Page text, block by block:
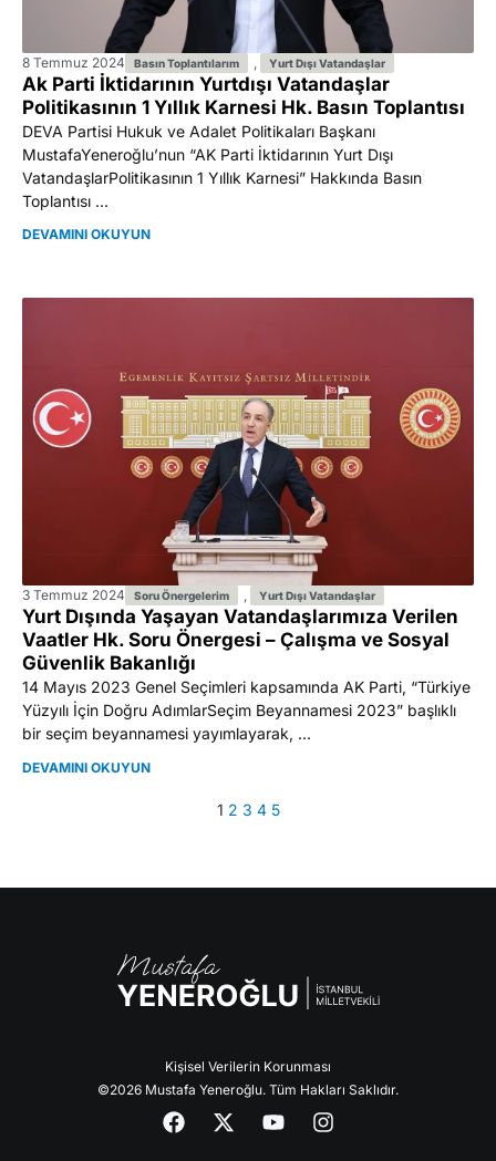
8 Temmuz 2024 Basın Toplantılarım Yurt Dışı Vatandaşlar
Ak Parti İktidarının Yurtdışı Vatandaşlar
Politikasının 1 Yıllık Karnesi Hk. Basın Toplantısı
DEVA Partisi Hukuk ve Adalet Politikaları Başkanı
MustafaYeneroğlu’nun “AK Parti İktidarının Yurt Dışı
VatandaşlarPolitikasının 1 Yıllık Karnesi” Hakkında Basın
Toplantısı ...
DEVAMINI OKUYUN
3 Temmuz 2024 Soru Önergelerim , Yurt Dışı Vatandaşlar
Yurt Dışında Yaşayan Vatandaşlarımıza Verilen
Vaatler Hk. Soru Önergesi – Çalışma ve Sosyal
Güvenlik Bakanlığı
14 Mayıs 2023 Genel Seçimleri kapsamında AK Parti, “Türkiye
Yüzyılı İçin Doğru AdımlarSeçim Beyannamesi 2023” başlıklı
bir seçim beyannamesi yayımlayarak, ...
DEVAMINI OKUYUN
1 2 3 4 5
Kişisel Verilerin Korunması
©2026 Mustafa Yeneroğlu. Tüm Hakları Saklıdır.